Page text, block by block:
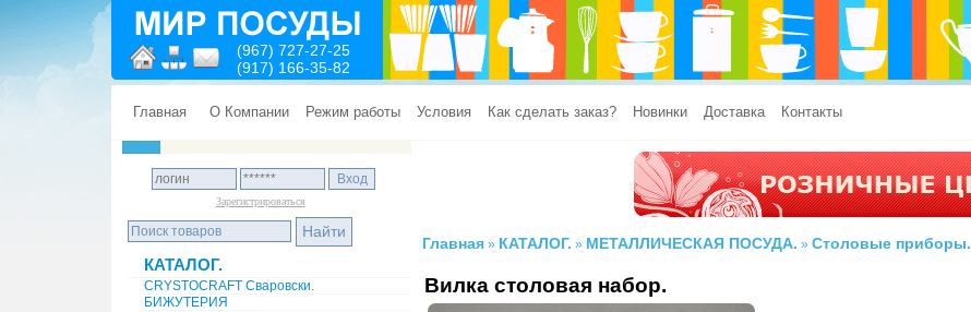
(967) 727-27-25
(917) 166-35-82
Главная О Компании Режим работы Условия Как сделать заказ? Новинки Доставка Контакты
Зарегистрироваться
КАТАЛОГ.
CRYSTOCRAFT Сваровски.
БИЖУТЕРИЯ
Главная » КАТАЛОГ. » МЕТАЛЛИЧЕСКАЯ ПОСУДА. » Столовые приборы.
Вилка столовая набор.